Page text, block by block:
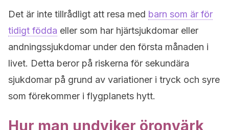
Det är inte tillrådligt att resa med barn som är för
tidigt födda eller som har hjärtsjukdomar eller
andningssjukdomar under den första månaden i
livet. Detta beror på riskerna för sekundära
sjukdomar på grund av variationer i tryck och syre
som förekommer i flygplanets hytt.
Hur man undviker öronvärk